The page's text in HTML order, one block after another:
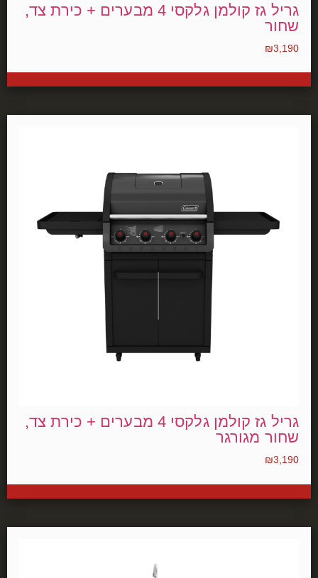
גריל גז קולמן גלקסי 4 מבערים + כירת צד,
שחור
₪3,190
גריל גז קולמן גלקסי 4 מבערים + כירת צד,
שחור מגורגר
₪3,190